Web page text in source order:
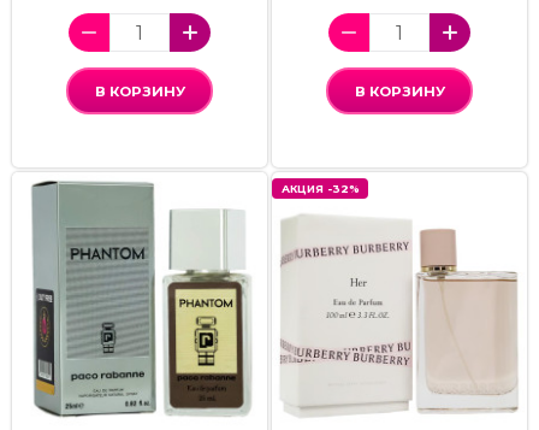
В КОРЗИНУ В КОРЗИНУ
АКЦИЯ -32%